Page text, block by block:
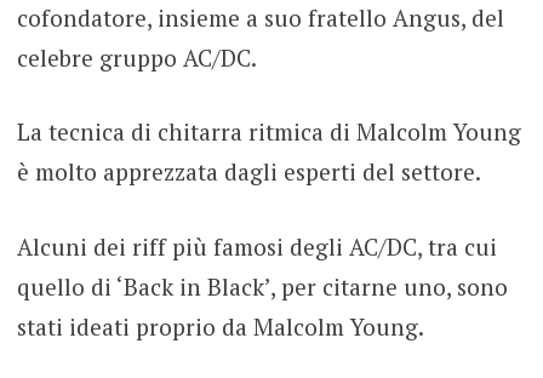
cofondatore, insieme a suo fratello Angus, del
celebre gruppo AC/DC.
La tecnica di chitarra ritmica di Malcolm Young
è molto apprezzata dagli esperti del settore.
Alcuni dei riff più famosi degli AC/DC, tra cui
quello di ‘Back in Black’, per citarne uno, sono
stati ideati proprio da Malcolm Young.